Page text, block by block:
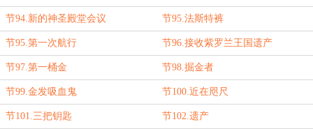
节94.新的神圣殿堂会议 节95.法斯特裤
节95.第一次航行 节96.接收紫罗兰王国遗产
节97.第一桶金 节98.掘金者
节99.金发吸血鬼 节100.近在咫尺
节101.三把钥匙 节102.遗产